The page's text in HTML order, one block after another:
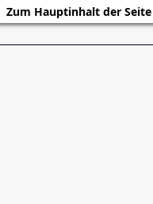
Zum Hauptinhalt der Seite